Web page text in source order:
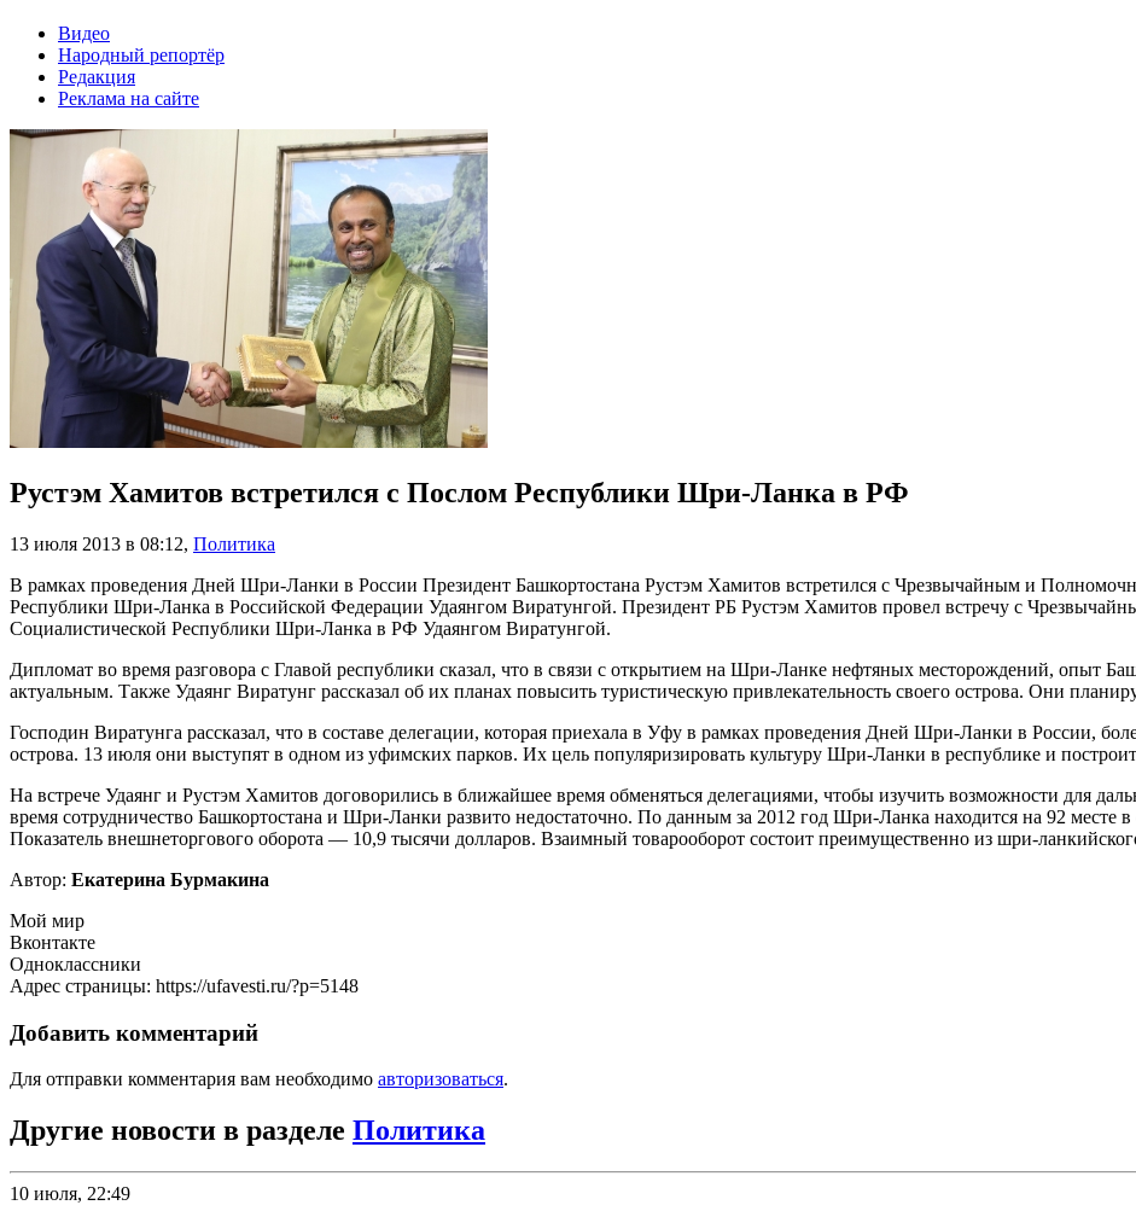
Видео
Народный репортёр
Редакция
Реклама на сайте
Рустэм Хамитов встретился с Послом Республики Шри-Ланка в РФ
13 июля 2013 в 08:12, Политика
В рамках проведения Дней Шри-Ланки в России Президент Башкортостана Рустэм Хамитов встретился с Чрезвычайным и
Республики Шри-Ланка в Российской Федерации Удаянгом Виратунгой. Президент РБ Рустэм Хамитов провел встречу с
Социалистической Республики Шри-Ланка в РФ Удаянгом Виратунгой.
Дипломат во время разговора с Главой республики сказал, что в связи с открытием на Шри-Ланке нефтяных месторождений, опыт
актуальным. Также Удаянг Виратунг рассказал об их планах повысить туристическую привлекательность своего острова. Они
Господин Виратунга рассказал, что в составе делегации, которая приехала в Уфу в рамках проведения Дней Шри-Ланки в России,
острова. 13 июля они выступят в одном из уфимских парков. Их цель популяризировать культуру Шри-Ланки в республике и
На встрече Удаянг и Рустэм Хамитов договорились в ближайшее время обменяться делегациями, чтобы изучить возможности для
время сотрудничество Башкортостана и Шри-Ланки развито недостаточно. По данным за 2012 год Шри-Ланка находится на 92 месте
Показатель внешнеторгового оборота — 10,9 тысячи долларов. Взаимный товарооборот состоит преимущественно из шри-
Автор: Екатерина Бурмакина
Мой мир
Вконтакте
Одноклассники
Адрес страницы: https://ufavesti.ru/?p=5148
Добавить комментарий
Для отправки комментария вам необходимо авторизоваться.
Другие новости в разделе Политика
10 июля, 22:49